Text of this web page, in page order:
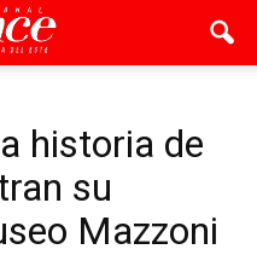
historia de
su
Mazzoni